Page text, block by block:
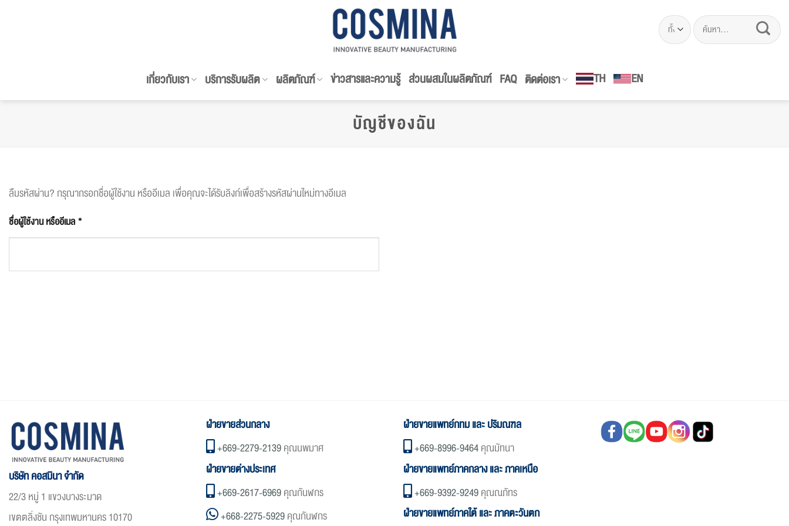
ค้นหา:
เกี่ยวกับเรา บริการรับผลิต ผลิตภัณฑ์ ข่าวสารและความรู้ ส่วนผสมในผลิตภัณฑ์ FAQ ติดต่อเรา TH EN
บัญชีของฉัน
ลืมรหัสผ่าน? กรุณากรอกชื่อผู้ใช้งาน หรืออีเมล เพื่อคุณจะได้รับลิงก์เพื่อสร้างรหัสผ่านใหม่ทางอีเมล
ชื่อผู้ใช้งาน หรืออีเมล*ต้องการ
บริษัท คอสมินา จำกัด
22/3 หมู่ 1 แขวงบางระมาด
เขตตลิ่งชัน กรุงเทพมหานคร 10170
ฝ่ายขายส่วนกลาง
+669-2279-2139คุณนพมาศ
ฝ่ายขายต่างประเทศ
+669-2617-6969คุณกันฬกร
+668-2275-5929คุณกันฬกร
ฝ่ายขายแพทย์กทม และ ปริมณฑล
+669-8996-9464คุณมัทนา
ฝ่ายขายแพทย์ภาคกลาง และ ภาคเหนือ
+669-9392-9249คุณณภัทร
ฝ่ายขายแพทย์ภาคใต้ และ ภาคตะวันตก